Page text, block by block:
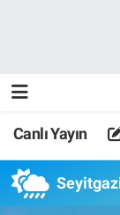
Canlı Yayın
TV 5